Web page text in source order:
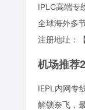
IPLC高端专
全球海外多
注册地址：【
机场推荐
IEPL内网专
解锁奈飞，